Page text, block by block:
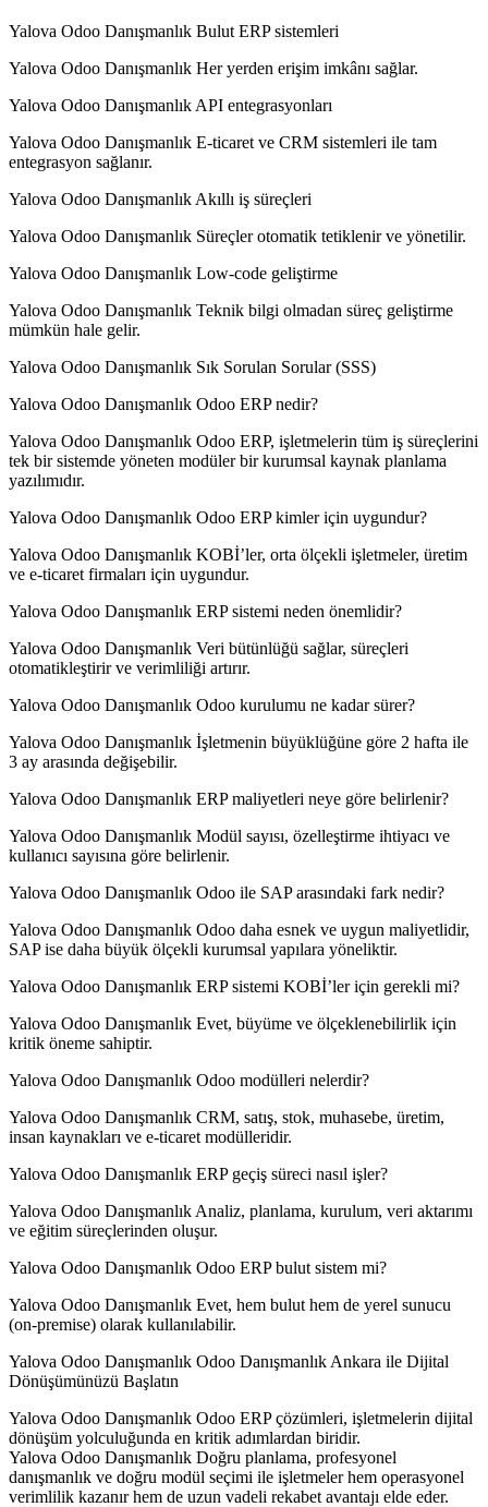
Yalova Odoo Danışmanlık Bulut ERP sistemleri
Yalova Odoo Danışmanlık Her yerden erişim imkânı sağlar.
Yalova Odoo Danışmanlık API entegrasyonları
Yalova Odoo Danışmanlık E-ticaret ve CRM sistemleri ile tam
entegrasyon sağlanır.
Yalova Odoo Danışmanlık Akıllı iş süreçleri
Yalova Odoo Danışmanlık Süreçler otomatik tetiklenir ve yönetilir.
Yalova Odoo Danışmanlık Low-code geliştirme
Yalova Odoo Danışmanlık Teknik bilgi olmadan süreç geliştirme
mümkün hale gelir.
Yalova Odoo Danışmanlık Sık Sorulan Sorular (SSS)
Yalova Odoo Danışmanlık Odoo ERP nedir?
Yalova Odoo Danışmanlık Odoo ERP, işletmelerin tüm iş süreçlerini
tek bir sistemde yöneten modüler bir kurumsal kaynak planlama
yazılımıdır.
Yalova Odoo Danışmanlık Odoo ERP kimler için uygundur?
Yalova Odoo Danışmanlık KOBİ’ler, orta ölçekli işletmeler, üretim
ve e-ticaret firmaları için uygundur.
Yalova Odoo Danışmanlık ERP sistemi neden önemlidir?
Yalova Odoo Danışmanlık Veri bütünlüğü sağlar, süreçleri
otomatikleştirir ve verimliliği artırır.
Yalova Odoo Danışmanlık Odoo kurulumu ne kadar sürer?
Yalova Odoo Danışmanlık İşletmenin büyüklüğüne göre 2 hafta ile
3 ay arasında değişebilir.
Yalova Odoo Danışmanlık ERP maliyetleri neye göre belirlenir?
Yalova Odoo Danışmanlık Modül sayısı, özelleştirme ihtiyacı ve
kullanıcı sayısına göre belirlenir.
Yalova Odoo Danışmanlık Odoo ile SAP arasındaki fark nedir?
Yalova Odoo Danışmanlık Odoo daha esnek ve uygun maliyetlidir,
SAP ise daha büyük ölçekli kurumsal yapılara yöneliktir.
Yalova Odoo Danışmanlık ERP sistemi KOBİ’ler için gerekli mi?
Yalova Odoo Danışmanlık Evet, büyüme ve ölçeklenebilirlik için
kritik öneme sahiptir.
Yalova Odoo Danışmanlık Odoo modülleri nelerdir?
Yalova Odoo Danışmanlık CRM, satış, stok, muhasebe, üretim,
insan kaynakları ve e-ticaret modülleridir.
Yalova Odoo Danışmanlık ERP geçiş süreci nasıl işler?
Yalova Odoo Danışmanlık Analiz, planlama, kurulum, veri aktarımı
ve eğitim süreçlerinden oluşur.
Yalova Odoo Danışmanlık Odoo ERP bulut sistem mi?
Yalova Odoo Danışmanlık Evet, hem bulut hem de yerel sunucu
(on-premise) olarak kullanılabilir.
Yalova Odoo Danışmanlık Odoo Danışmanlık Ankara ile Dijital
Dönüşümünüzü Başlatın
Yalova Odoo Danışmanlık Odoo ERP çözümleri, işletmelerin dijital
dönüşüm yolculuğunda en kritik adımlardan biridir.
Yalova Odoo Danışmanlık Doğru planlama, profesyonel
danışmanlık ve doğru modül seçimi ile işletmeler hem operasyonel
verimlilik kazanır hem de uzun vadeli rekabet avantajı elde eder.